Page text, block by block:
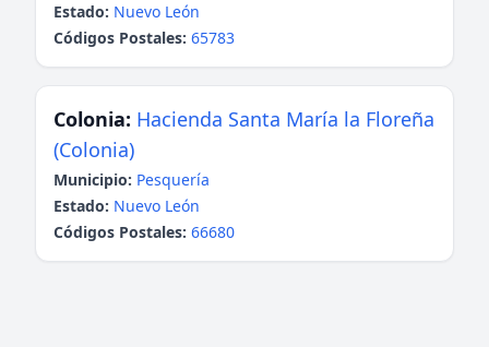
Estado: Nuevo León
Códigos Postales: 65783
Colonia: Hacienda Santa María la Floreña
(Colonia)
Municipio: Pesquería
Estado: Nuevo León
Códigos Postales: 66680